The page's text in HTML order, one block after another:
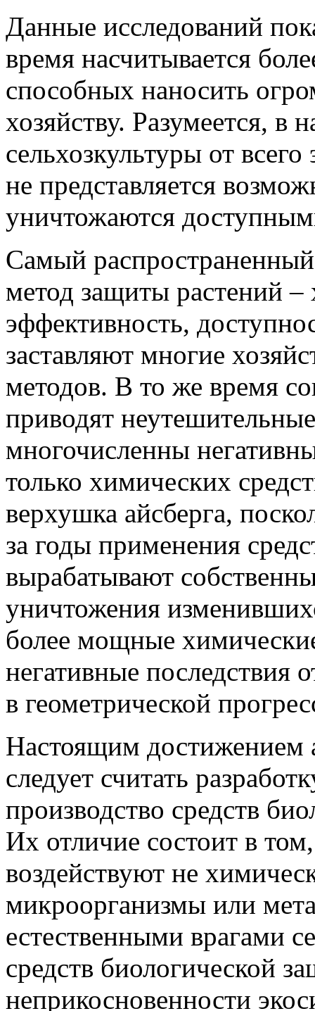
Данные исследований
время насчитывается
способных наносить
хозяйству. Разумеется, в
сельхозкультуры от
не представляется
уничтожаются
Самый
метод защиты растений
эффективность,
заставляют многие
методов. В то же время
приводят
многочисленны
только химических
верхушка айсберга,
за годы применения
вырабатывают
уничтожения
более мощные
негативные последствия
в геометрической
Настоящим достижением
следует считать
производство средств
Их отличие состоит в
воздействуют не
микроорганизмы или
естественными врагами
средств биологической
неприкосновенности